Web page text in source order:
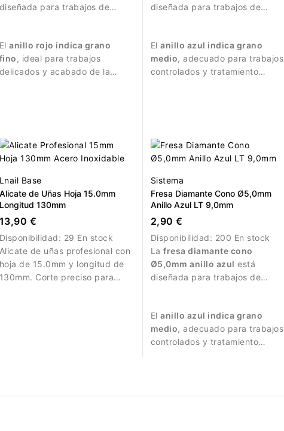
diseñada para trabajos de
Elanillo rojo indica grano
fino, ideal para trabajos
delicados y acabado de la
diseñada para trabajos de
Elanillo azul indica grano
medio, adecuado para trabajos
controlados y tratamiento
Lnail Base
Alicate de Uñas Hoja 15.0mm
Longitud 130mm
13,90 €
Disponibilidad: 29 En stock
Alicate de uñas profesional con
hoja de 15.0mm y longitud de
130mm. Corte preciso para
Sistema
Fresa Diamante Cono Ø5,0mm
Anillo Azul LT 9,0mm
2,90 €
Disponibilidad: 200 En stock
Lafresa diamante cono
Ø5,0mm anillo azul está
diseñada para trabajos de
Elanillo azul indica grano
medio, adecuado para trabajos
controlados y tratamiento